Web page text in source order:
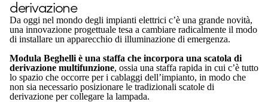
derivazione
Da oggi nel mondo degli impianti elettrici c’è una grande novità,
una innovazione progettuale tesa a cambiare radicalmente il modo
di installare un apparecchio di illuminazione di emergenza.
Modula Beghelli è una staffa che incorpora una scatola di
derivazione multifunzione, ossia una staffa rapida in cui c’è tutto
lo spazio che occorre per i cablaggi dell’impianto, in modo che
non sia necessario posizionare le tradizionali scatole di
derivazione per collegare la lampada.